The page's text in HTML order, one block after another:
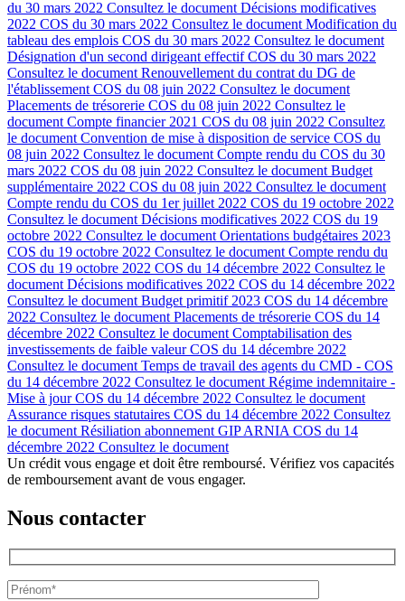
du 30 mars 2022 Consultez le document Décisions modificatives
2022 COS du 30 mars 2022 Consultez le document Modification du
tableau des emplois COS du 30 mars 2022 Consultez le document
Désignation d'un second dirigeant effectif COS du 30 mars 2022
Consultez le document Renouvellement du contrat du DG de
l'établissement COS du 08 juin 2022 Consultez le document
Placements de trésorerie COS du 08 juin 2022 Consultez le
document Compte financier 2021 COS du 08 juin 2022 Consultez
le document Convention de mise à disposition de service COS du
08 juin 2022 Consultez le document Compte rendu du COS du 30
mars 2022 COS du 08 juin 2022 Consultez le document Budget
supplémentaire 2022 COS du 08 juin 2022 Consultez le document
Compte rendu du COS du 1er juillet 2022 COS du 19 octobre 2022
Consultez le document Décisions modificatives 2022 COS du 19
octobre 2022 Consultez le document Orientations budgétaires 2023
COS du 19 octobre 2022 Consultez le document Compte rendu du
COS du 19 octobre 2022 COS du 14 décembre 2022 Consultez le
document Décisions modificatives 2022 COS du 14 décembre 2022
Consultez le document Budget primitif 2023 COS du 14 décembre
2022 Consultez le document Placements de trésorerie COS du 14
décembre 2022 Consultez le document Comptabilisation des
investissements de faible valeur COS du 14 décembre 2022
Consultez le document Temps de travail des agents du CMD - COS
du 14 décembre 2022 Consultez le document Régime indemnitaire -
Mise à jour COS du 14 décembre 2022 Consultez le document
Assurance risques statutaires COS du 14 décembre 2022 Consultez
le document Résiliation abonnement GIP ARNIA COS du 14
décembre 2022 Consultez le document
Un crédit vous engage et doit être remboursé. Vérifiez vos capacités
de remboursement avant de vous engager.
Nous contacter